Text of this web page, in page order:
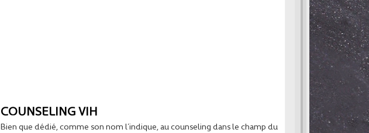
COUNSELING VIH
Bien que dédié, comme son nom l’indique, au counseling dans le champ du